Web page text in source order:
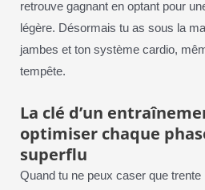
retrouve gagnant en optant pour
légère. Désormais tu as sous la
jambes et ton système cardio,
tempête.
La clé d’un
optimiser chaque
superflu
Quand tu ne peux caser que trente